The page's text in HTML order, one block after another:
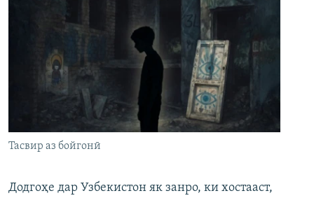
Тасвир аз бойгонӣ
Додгоҳе дар Узбекистон як занро, ки хостааст,